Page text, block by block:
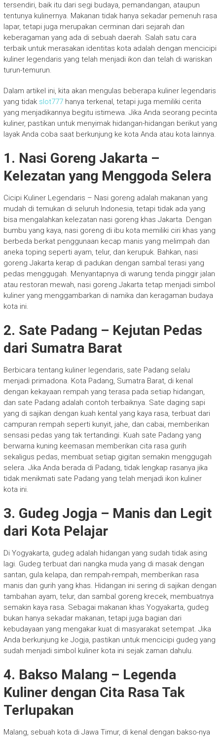
tersendiri, baik itu dari segi budaya, pemandangan, ataupun
tentunya kulinernya. Makanan tidak hanya sekadar pemenuh rasa
lapar, tetapi juga merupakan cerminan dari sejarah dan
keberagaman yang ada di sebuah daerah. Salah satu cara
terbaik untuk merasakan identitas kota adalah dengan mencicipi
kuliner legendaris yang telah menjadi ikon dan telah di wariskan
turun-temurun.
Dalam artikel ini, kita akan mengulas beberapa kuliner legendaris
yang tidak slot777hanya terkenal, tetapi juga memiliki cerita
yang menjadikannya begitu istimewa. Jika Anda seorang pecinta
kuliner, pastikan untuk menyimak hidangan-hidangan berikut yang
layak Anda coba saat berkunjung ke kota Anda atau kota lainnya.
1. Nasi Goreng Jakarta–
Kelezatan yang Menggoda Selera
Cicipi Kuliner Legendaris – Nasi goreng adalah makanan yang
mudah di temukan di seluruh Indonesia, tetapi tidak ada yang
bisa mengalahkan kelezatan nasi goreng khas Jakarta. Dengan
bumbu yang kaya, nasi goreng di ibu kota memiliki ciri khas yang
berbeda berkat penggunaan kecap manis yang melimpah dan
aneka toping seperti ayam, telur, dan kerupuk. Bahkan, nasi
goreng Jakarta kerap di padukan dengan sambal terasi yang
pedas menggugah. Menyantapnya di warung tenda pinggir jalan
atau restoran mewah, nasi goreng Jakarta tetap menjadi simbol
kuliner yang menggambarkan di namika dan keragaman budaya
kota ini.
2. Sate Padang – Kejutan Pedas
dari Sumatra Barat
Berbicara tentang kuliner legendaris, sate Padang selalu
menjadi primadona. Kota Padang, Sumatra Barat, di kenal
dengan kekayaan rempah yang terasa pada setiap hidangan,
dan sate Padang adalah contoh terbaiknya. Sate daging sapi
yang di sajikan dengan kuah kental yang kaya rasa, terbuat dari
campuran rempah seperti kunyit, jahe, dan cabai, memberikan
sensasi pedas yang tak tertandingi. Kuah sate Padang yang
berwarna kuning keemasan memberikan cita rasa gurih
sekaligus pedas, membuat setiap gigitan semakin menggugah
selera. Jika Anda berada di Padang, tidak lengkap rasanya jika
tidak menikmati sate Padang yang telah menjadi ikon kuliner
kota ini.
3. Gudeg Jogja – Manis dan Legit
dari Kota Pelajar
Di Yogyakarta, gudeg adalah hidangan yang sudah tidak asing
lagi. Gudeg terbuat dari nangka muda yang di masak dengan
santan, gula kelapa, dan rempah-rempah, memberikan rasa
manis dan gurih yang khas. Hidangan ini sering di sajikan dengan
tambahan ayam, telur, dan sambal goreng krecek, membuatnya
semakin kaya rasa. Sebagai makanan khas Yogyakarta, gudeg
bukan hanya sekadar makanan, tetapi juga bagian dari
kebudayaan yang mengakar kuat di masyarakat setempat. Jika
Anda berkunjung ke Jogja, pastikan untuk mencicipi gudeg yang
sudah menjadi simbol kuliner kota ini sejak zaman dahulu.
4. Bakso Malang – Legenda
Kuliner dengan Cita Rasa Tak
Terlupakan
Malang, sebuah kota di Jawa Timur, di kenal dengan bakso-nya